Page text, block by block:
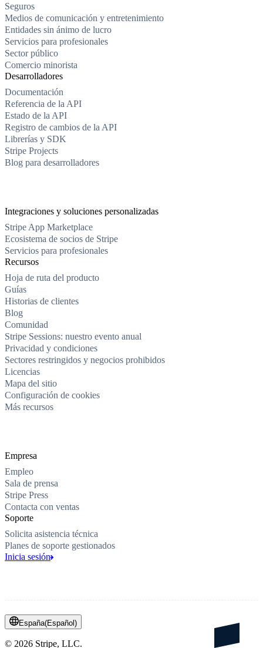
Seguros
Medios de comunicación y entretenimiento
Entidades sin ánimo de lucro
Servicios para profesionales
Sector público
Comercio minorista
Desarrolladores
Documentación
Referencia de la API
Estado de la API
Registro de cambios de la API
Librerías y SDK
Stripe Projects
Blog para desarrolladores
Integraciones y soluciones personalizadas
Stripe App Marketplace
Ecosistema de socios de Stripe
Servicios para profesionales
Recursos
Hoja de ruta del producto
Guías
Historias de clientes
Blog
Comunidad
Stripe Sessions: nuestro evento anual
Privacidad y condiciones
Sectores restringidos y negocios prohibidos
Licencias
Mapa del sitio
Configuración de cookies
Más recursos
Empresa
Empleo
Sala de prensa
Stripe Press
Contacta con ventas
Soporte
Solicita asistencia técnica
Planes de soporte gestionados
Inicia sesión
España(Español )
© 2026 Stripe, LLC.